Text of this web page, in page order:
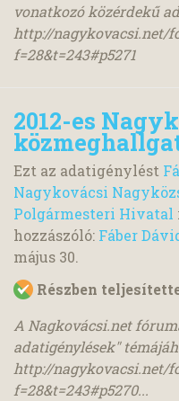
vonatkozó közérdekű
http://nagykovacsi.net/
f=28&t=243#p5271
2012-es
Ezt az adatigénylést
Nagykovácsi
Polgármesteri Hivatal
hozzászóló: Fáber
május 30.
Részben
A Nagkovácsi.net
adatigénylések"
http://nagykovacsi.net/
f=28&t=243#p5270...